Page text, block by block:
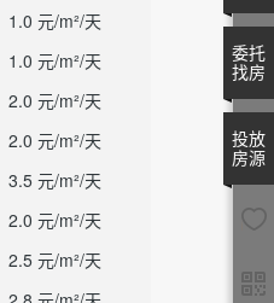
1.0 元/m²/天
1.0 元/m²/天
2.0 元/m²/天
2.0 元/m²/天
3.5 元/m²/天
2.0 元/m²/天
2.5 元/m²/天
委托
找房
投放
房源